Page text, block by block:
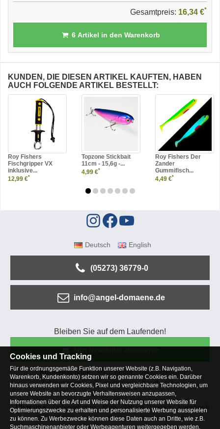
Gesamtpreis: 16,34 €*
6Artikel in den Warenkorb
KUNDEN, DIE DIESEN ARTIKEL KAUFTEN, HABEN
AUCH FOLGENDE ARTIKEL BESTELLT:
Roy Fishers
Fischgripper VX
inklusive...
12,99 €*
Topzone Stickbait
11cm - 15,6g -...
4,99 €*
Roy Fishers Der
Zander
Gummifisch...
4,49 €*
Deutsch English
(05273) 36779-0
info@angel-domaene.de
Bleiben Sie auf dem Laufenden!
Kundenservice Mein Konto
Versandkosten
Zahlungsarten
Rücksendung
Kaufberatung
Häufige Fragen
Über uns
Unternehmen Blog Jobs & Praktika
Facebook
Osterfeldsee
Archiv Sitemap
Kontaktformular
Cookies und Tracking
Für die ordnungsgemäße Funktion unserer Website (z.B. Navigation,
Warenkorb, Kundenkonto) setzen wir so genannte Cookies ein. Darüber
hinaus verwenden wir Cookies, Pixel und vergleichbare Technologien, um
unsere Website an bevorzugte Verhaltensweisen anzupassen,
Informationen über die Art und Weise der Nutzung unserer Website für
Optimierungszwecke zu erhalten und personalisierte Werbung ausspielen
zu können. Zu Werbezwecke können diese Daten auch an Dritte, wie z.B.
Suchmaschinenanbieter oder Werbeagenturen weitergegeben werden.